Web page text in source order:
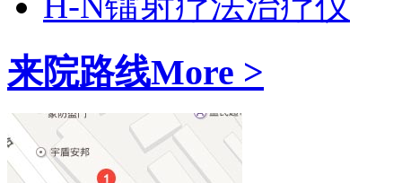
来院路线More >